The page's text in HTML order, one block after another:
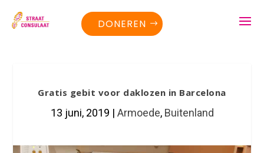
DONEREN
Gratis gebit voor daklozen in Barcelona
13 juni, 2019 | Armoede, Buitenland